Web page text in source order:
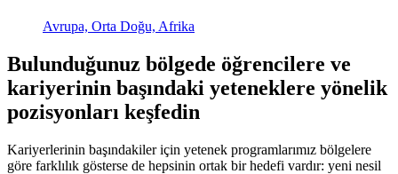
Avrupa, Orta Doğu, Afrika
Bulunduğunuz bölgede öğrencilere ve
kariyerinin başındaki yeteneklere yönelik
pozisyonları keşfedin
Kariyerlerinin başındakiler için yetenek programlarımız bölgelere
göre farklılık gösterse de hepsinin ortak bir hedefi vardır: yeni nesil